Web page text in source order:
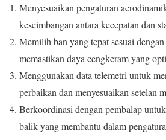
Menyesuaikan pengaturan
keseimbangan antara kecepatan dan
Memilih ban yang tepat sesuai
memastikan daya cengkeram yang
Menggunakan data telemetri untuk
perbaikan dan menyesuaikan setelan
Berkoordinasi dengan pembalap
balik yang membantu dalam